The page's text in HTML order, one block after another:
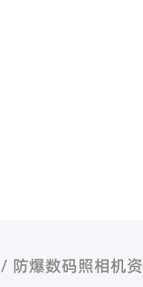
/ 防爆数码照相机